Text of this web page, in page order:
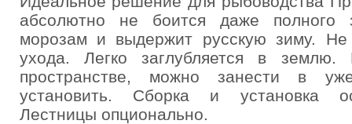
абсолютно не боится даже полного
морозам и выдержит русскую зиму. Не
ухода. Легко заглубляется в
пространстве, можно занести в
установить. Сборка и установка
Лестницы опционально.